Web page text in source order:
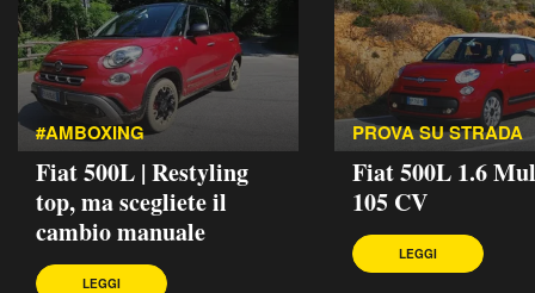
#AMBOXING
Fiat 500L | Restyling
top, ma scegliete il
cambio manuale
LEGGI
PROVA SU STRADA
Fiat 500L 1.6
105 CV
LEGGI